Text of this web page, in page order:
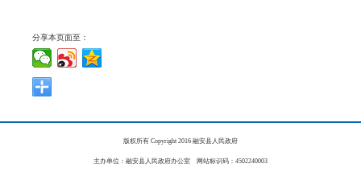
分享本页面至：
版权所有 Copyright 2016 融安县人民政府
主办单位：融安县人民政府办公室 网站标识码：4502240003